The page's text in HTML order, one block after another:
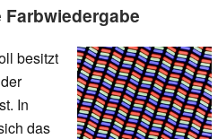
besitzt
In
das